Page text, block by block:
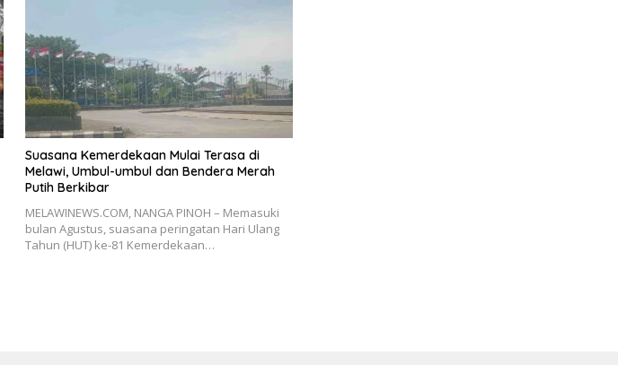
Suasana Kemerdekaan Mulai Terasa di
Melawi, Umbul-umbul dan Bendera Merah
Putih Berkibar
MELAWINEWS.COM, NANGA PINOH – Memasuki
bulan Agustus, suasana peringatan Hari Ulang
Tahun (HUT) ke-81 Kemerdekaan…